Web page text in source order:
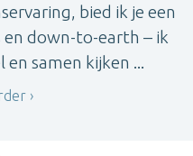
bied ik je een
en down-to-earth – ik
samen kijken ...